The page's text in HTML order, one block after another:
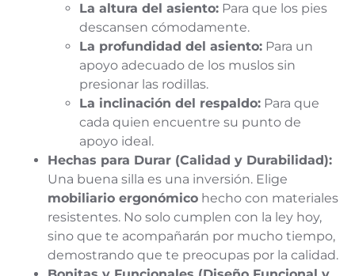
La altura del asiento: Para que los pies
descansen cómodamente.
La profundidad del asiento: Para un
apoyo adecuado de los muslos sin
presionar las rodillas.
La inclinación del respaldo: Para que
cada quien encuentre su punto de
apoyo ideal.
Hechas para Durar (Calidad y Durabilidad):
Una buena silla es una inversión. Elige
mobiliario ergonómico hecho con materiales
resistentes. No solo cumplen con la ley hoy,
sino que te acompañarán por mucho tiempo,
demostrando que te preocupas por la calidad.